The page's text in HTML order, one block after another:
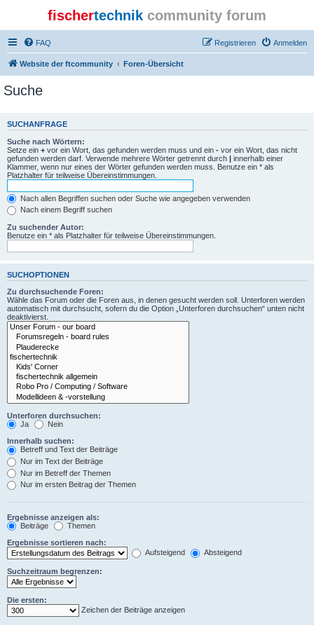
fischertechnik community forum
FAQ Anmelden
Registrieren
Website der ftcommunity Foren-Übersicht
Suche
SUCHANFRAGE
Suche nach Wörtern:
Setze ein + vor ein Wort, das gefunden werden muss und ein - vor ein Wort, das nicht
gefunden werden darf. Verwende mehrere Wörter getrennt durch | innerhalb einer
Klammer, wenn nur eines der Wörter gefunden werden muss. Benutze ein * als
Platzhalter für teilweise Übereinstimmungen.
Nach allen Begriffen suchen oder Suche wie angegeben verwenden
Nach einem Begriff suchen
Zu suchender Autor:
Benutze ein * als Platzhalter für teilweise Übereinstimmungen.
SUCHOPTIONEN
Zu durchsuchende Foren:
Wähle das Forum oder die Foren aus, in denen gesucht werden soll. Unterforen werden
automatisch mit durchsucht, sofern du die Option „Unterforen durchsuchen“ unten nicht
deaktivierst.
Unterforen durchsuchen:
Ja
Nein
Innerhalb suchen:
Betreff und Text der Beiträge
Nur im Text der Beiträge
Nur im Betreff der Themen
Nur im ersten Beitrag der Themen
Ergebnisse anzeigen als:
Beiträge
Themen
Ergebnisse sortieren nach:
Aufsteigend
Absteigend
Suchzeitraum begrenzen:
Die ersten:
Zeichen der Beiträge anzeigen